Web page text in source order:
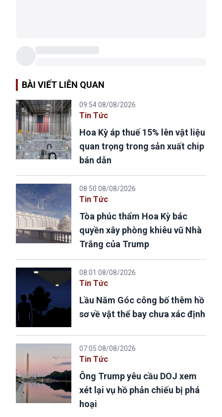
BÀI VIẾT LIÊN QUAN
09:54 08/08/2026
Tin Tức
Hoa Kỳ áp thuế 15% lên vật liệu
quan trọng trong sản xuất chip
bán dẫn
08:50 08/08/2026
Tin Tức
Tòa phúc thẩm Hoa Kỳ bác
quyền xây phòng khiêu vũ Nhà
Trắng của Trump
08:01 08/08/2026
Tin Tức
Lầu Năm Góc công bố thêm hồ
sơ về vật thể bay chưa xác định
07:05 08/08/2026
Tin Tức
Ông Trump yêu cầu DOJ xem
xét lại vụ hồ phản chiếu bị phá
hoại